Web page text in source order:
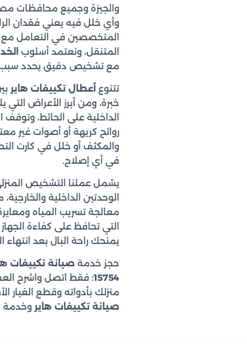
والجيزة وجميع محافظات
وأي خلل فيه يعني فقدان
المتخصصين في التعامل مع
المتنقل، ونعتمد أسلوب
مع تشخيص دقيق يحدد سبب
تتنوع أعطال تكييفات هاير
خبرة، ومن أبرز الأعراض
الداخلية على الحائط،
روائح كريهة أو أصوات غير
والمكثف أو خلل في كارت
في أي إصلاح.
يشمل عملنا التشخيص
الوحدتين الداخلية
معالجة تسريب المياه
التي تحافظ على كفاءة
يمنحك راحة البال بعد انتهاء
حجز خدمة صيانة تكييفات
15754
منزلك بأدواته وقطع الغيار
صيانة تكييفات هاير وخدمة